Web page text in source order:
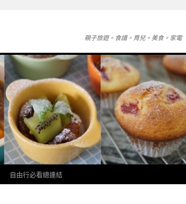
親子旅遊。食譜。育兒。美食。家電
自由行必看總連結